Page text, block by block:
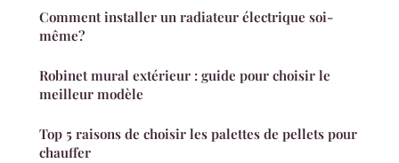
Comment installer un radiateur électrique soi-
même?
Robinet mural extérieur : guide pour choisir le
meilleur modèle
Top 5 raisons de choisir les palettes de pellets pour
chauffer